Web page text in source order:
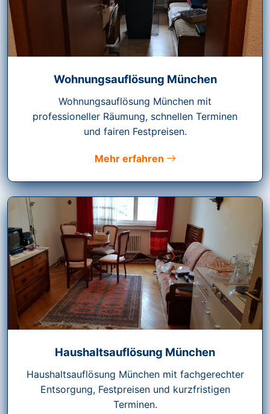
Wohnungsauflösung München
Wohnungsauflösung München mit
professioneller Räumung, schnellen Terminen
und fairen Festpreisen.
Mehr erfahren
Haushaltsauflösung München
Haushaltsauflösung München mit fachgerechter
Entsorgung, Festpreisen und kurzfristigen
Terminen.